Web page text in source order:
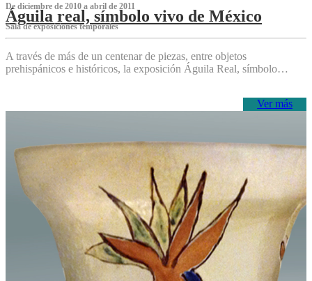
De diciembre de 2010 a abril de 2011
Águila real, símbolo vivo de México
Sala de exposiciones temporales
A través de más de un centenar de piezas, entre objetos
prehispánicos e históricos, la exposición Águila Real, símbolo…
Ver más